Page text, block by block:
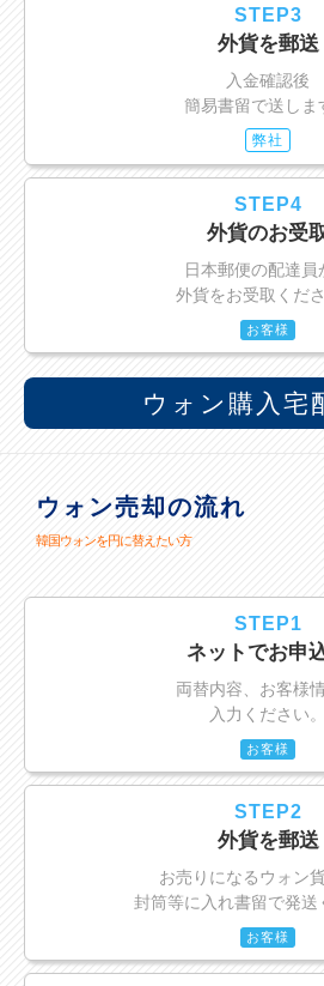
STEP3
外貨を郵送
入金確認後
簡易書留で送しま
弊社
STEP4
外貨のお受
日本郵便の配達員
外貨をお受取くださ
お客様
ウォン購入宅
ウォン売却の流れ
韓国ウォンを円に替えたい方
STEP1
ネットでお申
両替内容、お客様
入力ください。
お客様
STEP2
外貨を郵送
お売りになるウォン
封筒等に入れ書留で発送
お客様